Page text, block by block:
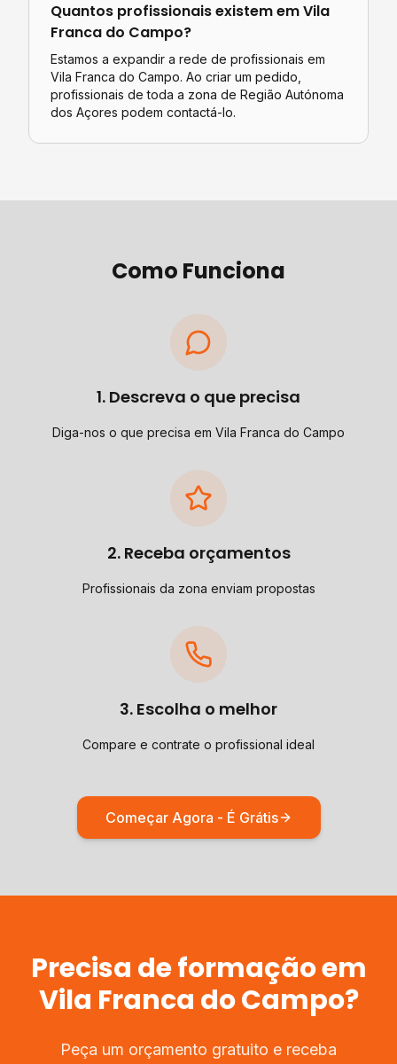
Quantos profissionais existem emVila
Franca do Campo?
Estamos a expandir a rede de profissionais em
Vila Franca do Campo. Ao criar um pedido,
profissionais de toda a zona de Região Autónoma
dos Açores podem contactá-lo.
Como Funciona
1. Descreva o que precisa
Diga-nos o que precisa em Vila Franca do Campo
2. Receba orçamentos
Profissionais da zona enviam propostas
3. Escolha o melhor
Compare e contrate o profissional ideal
Começar Agora - É Grátis
Precisa deformaçãoem
Vila Franca do Campo?
Peça um orçamento gratuito e receba